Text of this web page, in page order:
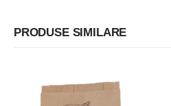
PRODUSE SIMILARE